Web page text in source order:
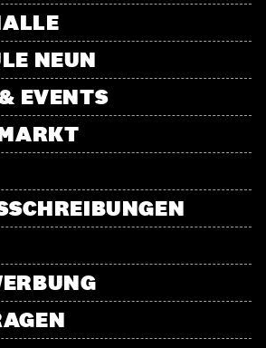
NEUN
EVENTS